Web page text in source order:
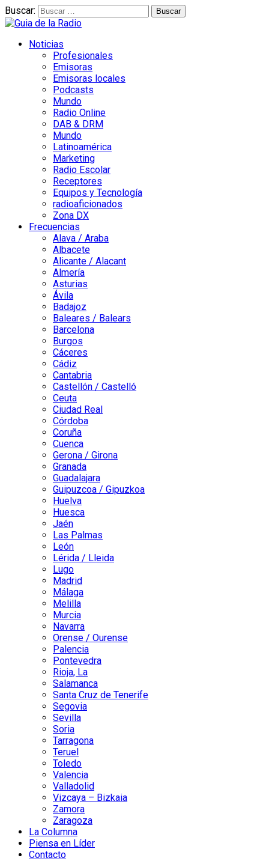
Buscar:
Noticias
Profesionales
Emisoras
Emisoras locales
Podcasts
Mundo
Radio Online
DAB & DRM
Mundo
Latinoamérica
Marketing
Radio Escolar
Receptores
Equipos y Tecnología
radioaficionados
Zona DX
Frecuencias
Alava / Araba
Albacete
Alicante / Alacant
Almería
Asturias
Ávila
Badajoz
Baleares / Balears
Barcelona
Burgos
Cáceres
Cádiz
Cantabria
Castellón / Castelló
Ceuta
Ciudad Real
Córdoba
Coruña
Cuenca
Gerona / Girona
Granada
Guadalajara
Guipuzcoa / Gipuzkoa
Huelva
Huesca
Jaén
Las Palmas
León
Lérida / Lleida
Lugo
Madrid
Málaga
Melilla
Murcia
Navarra
Orense / Ourense
Palencia
Pontevedra
Rioja, La
Salamanca
Santa Cruz de Tenerife
Segovia
Sevilla
Soria
Tarragona
Teruel
Toledo
Valencia
Valladolid
Vizcaya – Bizkaia
Zamora
Zaragoza
La Columna
Piensa en Líder
Contacto